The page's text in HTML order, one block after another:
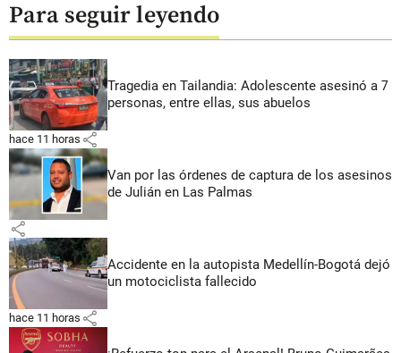
Para seguir leyendo
Tragedia en Tailandia: Adolescente asesinó a 7
personas, entre ellas, sus abuelos
hace 11 horas share
Van por las órdenes de captura de los asesinos
de Julián en Las Palmas
share
Accidente en la autopista Medellín-Bogotá dejó
un motociclista fallecido
hace 11 horas share